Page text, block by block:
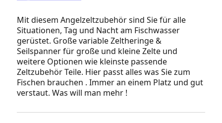
Mit diesem Angelzeltzubehör sind Sie für alle
Situationen, Tag und Nacht am Fischwasser
gerüstet. Große variable Zeltheringe &
Seilspanner für große und kleine Zelte und
weitere Optionen wie kleinste passende
Zeltzubehör Teile. Hier passt alles was Sie zum
Fischen brauchen . Immer an einem Platz und gut
verstaut. Was will man mehr !